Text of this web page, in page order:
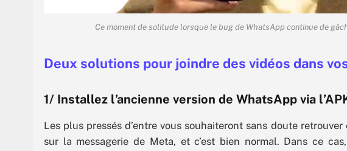
Ce moment de solitude lorsque le bug de WhatsApp continue de
Deux solutions pour joindre des vidéos dans
1/ Installez l’ancienne version de WhatsApp via
Les plus pressés d’entre vous souhaiteront sans doute
sur la messagerie de Meta, et c’est bien normal. Dans ce